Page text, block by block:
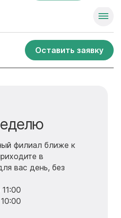
Оставить заявку
филиал ближе к
в
вас день, без
личным врачом-
к узким
диагностику
скидкой 40%
филиал ближе к
в
вас день, без